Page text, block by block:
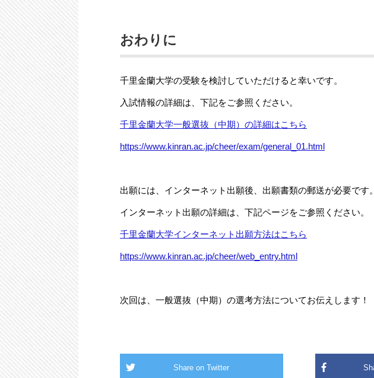
おわりに
千里金蘭大学の受験を検討していただけると幸いです。
入試情報の詳細は、下記をご参照ください。
千里金蘭大学一般選抜（中期）の詳細はこちら
https://www.kinran.ac.jp/cheer/exam/general_01.html
出願には、インターネット出願後、出願書類の郵送が必要です。
インターネット出願の詳細は、下記ページをご参照ください。
千里金蘭大学インターネット出願方法はこちら
https://www.kinran.ac.jp/cheer/web_entry.html
次回は、一般選抜（中期）の選考方法についてお伝えします！